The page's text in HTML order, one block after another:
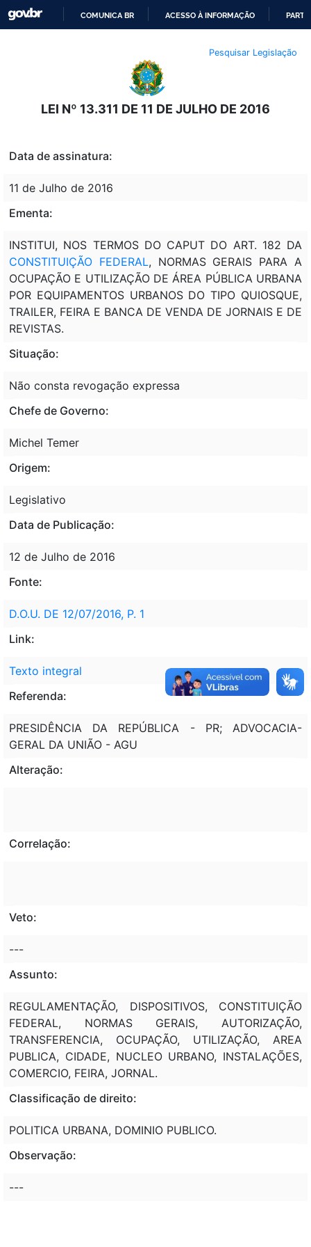
O
CONTEÚDO
COMUNICA BR ACESSO À INFORMAÇÃO
Pesquisar Legislação
LEI Nº 13.311 DE 11 DE JULHO DE 2016
Data de assinatura:
11 de Julho de 2016
Ementa:
INSTITUI, NOS TERMOS DO CAPUT DO ART. 182 DA
CONSTITUIÇÃO FEDERAL, NORMAS GERAIS PARA A
OCUPAÇÃO E UTILIZAÇÃO DE ÁREA PÚBLICA URBANA
POR EQUIPAMENTOS URBANOS DO TIPO QUIOSQUE,
TRAILER, FEIRA E BANCA DE VENDA DE JORNAIS E DE
REVISTAS.
Situação:
Não consta revogação expressa
Chefe de Governo:
Michel Temer
Origem:
Legislativo
Data de Publicação:
12 de Julho de 2016
Fonte:
D.O.U. DE 12/07/2016, P. 1
Link:
Texto integral
Referenda:
PRESIDÊNCIA DA REPÚBLICA - PR; ADVOCACIA-
GERAL DA UNIÃO - AGU
Alteração:
Correlação:
Veto:
---
Assunto:
REGULAMENTAÇÃO, DISPOSITIVOS, CONSTITUIÇÃO
FEDERAL, NORMAS GERAIS, AUTORIZAÇÃO,
TRANSFERENCIA, OCUPAÇÃO, UTILIZAÇÃO, AREA
PUBLICA, CIDADE, NUCLEO URBANO, INSTALAÇÕES,
COMERCIO, FEIRA, JORNAL.
Classificação de direito:
POLITICA URBANA, DOMINIO PUBLICO.
Observação:
---